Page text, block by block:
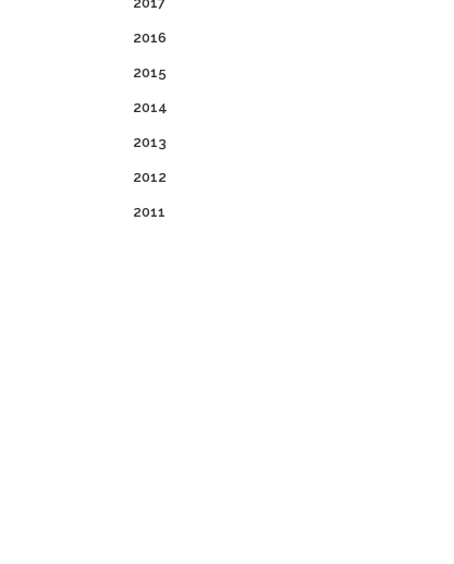
2016
2015
2014
2013
2012
2011